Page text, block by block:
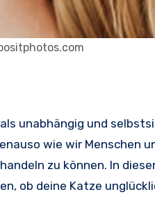
unabhängig und
wie wir Menschen
zu können. In
ob deine Katze